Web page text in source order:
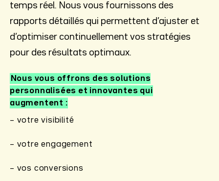
temps réel. Nous vous fournissons des
rapports détaillés qui permettent d’ajuster et
d’optimiser continuellement vos stratégies
pour des résultats optimaux.
Nous vous offrons des solutions
personnalisées et innovantes qui
augmentent
– votre visibilité
– votre engagement
– vos conversions